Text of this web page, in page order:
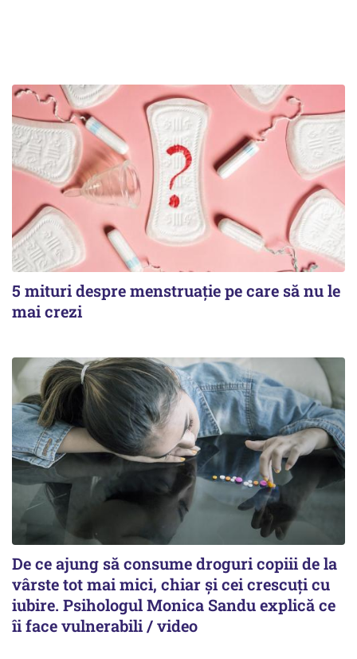
5 mituri despre menstruație pe care să nu le
mai crezi
De ce ajung să consume droguri copiii de la
vârste tot mai mici, chiar și cei crescuți cu
iubire. Psihologul Monica Sandu explică ce
îi face vulnerabili / video